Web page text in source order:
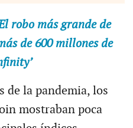
robo más grande de
de 600 millones de
de la pandemia, los
mostraban poca